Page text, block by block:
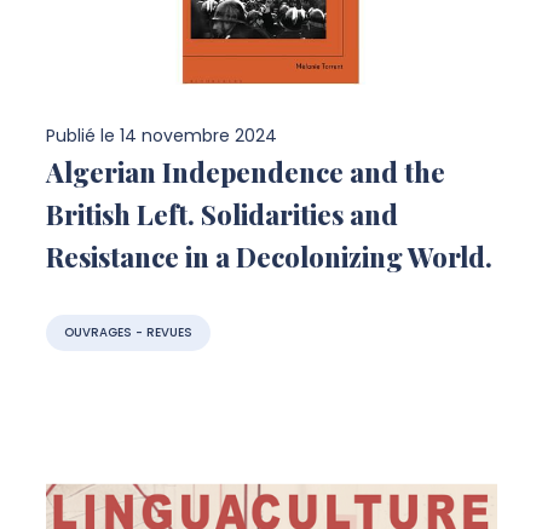
Publié le 14 novembre 2024
Algerian Independence and the
British Left. Solidarities and
Resistance in a Decolonizing World.
OUVRAGES - REVUES